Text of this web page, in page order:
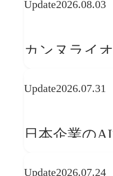
学ぶ「動的
Update2026.08.03
カンヌライ
──「優れた
か
Update2026.07.31
日本企業の
Update2026.07.24